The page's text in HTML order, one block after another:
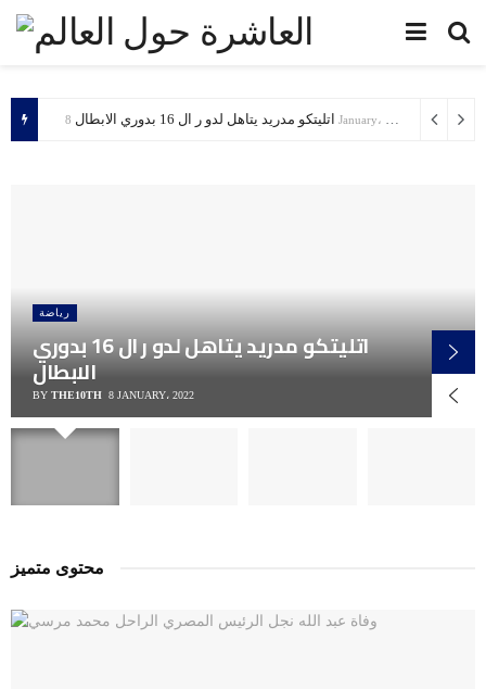
اتليتكو مدريد يتاهل لدو ر ال 16 بدوري الابطال 8 January، 2022
رياضة
اتليتكو مدريد يتاهل لدو ر ال 16 بدوري
الابطال
BY THE10TH 8 JANUARY، 2022
محتوى متميز